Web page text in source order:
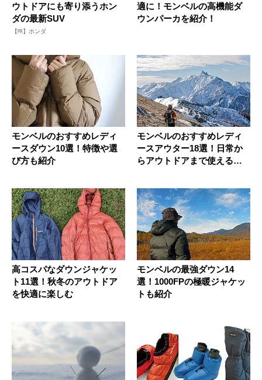
ウトドアにも寄り添うホン
ダの最新SUV
【PR】ホンダ
適に！モンベルの高機能ダ
ウンパーカを紹介！
モンベルのおすすめレディ
ースダウン10選！特徴や選
び方も紹介
モンベルのおすすめレディ
ースアウター18選！日常か
らアウトドアまで使える最
高コスパなダウンジャケッ
ト11選！秋冬のアウトドア
を快適に楽しむ
モンベルの最強ダウン14
選！1000FPの極暖ジャケッ
トも紹介